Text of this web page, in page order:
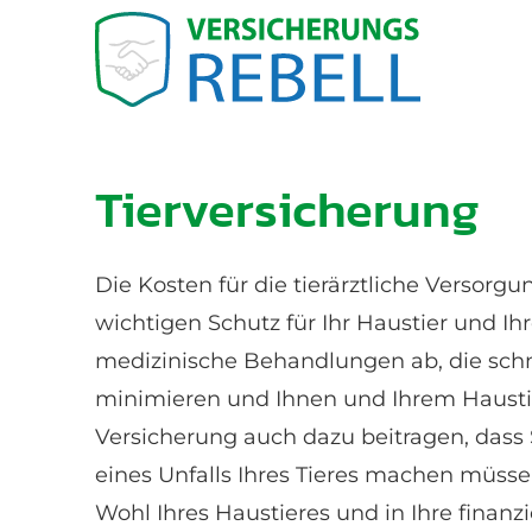
Tierversicherung
Die Kosten für die tierärztliche
wichtigen Schutz für Ihr Haustier und
medizinische Behandlungen ab, die
minimieren und Ihnen und Ihrem
Versicherung auch dazu beitragen,
eines Unfalls Ihres Tieres machen
Wohl Ihres Haustieres und in Ihre